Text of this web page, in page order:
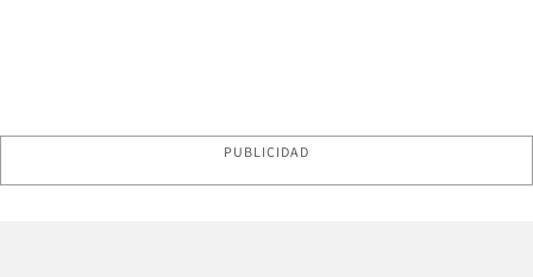
PUBLICIDAD